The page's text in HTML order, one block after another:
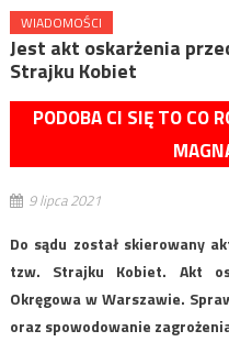
WIADOMOŚCI
Jest akt oskarżenia
Strajku Kobiet
PODOBA CI SIĘ TO CO
9 lipca 2021
Do sądu został skierowany
tzw. Strajku Kobiet. Akt
Okręgowa w Warszawie.
oraz spowodowanie